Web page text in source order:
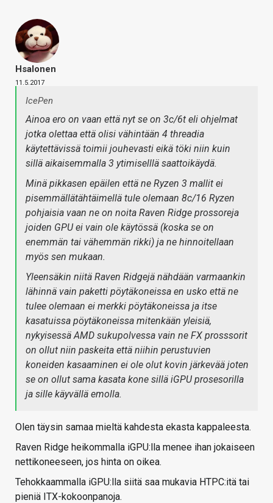
Hsalonen
11.5.2017
IcePen
Ainoa ero on vaan että nyt se on 3c/6t eli ohjelmat
jotka olettaa että olisi vähintään 4 threadia
käytettävissä toimii jouhevasti eikä töki niin kuin
sillä aikaisemmalla 3 ytimiselllä saattoikäydä.
Minä pikkasen epäilen että ne Ryzen 3 mallit ei
pisemmällätähtäimellä tule olemaan 8c/16 Ryzen
pohjaisia vaan ne on noita Raven Ridge prossoreja
joiden GPU ei vain ole käytössä (koska se on
enemmän tai vähemmän rikki) ja ne hinnoitellaan
myös sen mukaan.
Yleensäkin niitä Raven Ridgejä nähdään varmaankin
lähinnä vain paketti pöytäkoneissa en usko että ne
tulee olemaan ei merkki pöytäkoneissa ja itse
kasatuissa pöytäkoneissa mitenkään yleisiä,
nykyisessä AMD sukupolvessa vain ne FX prosssorit
on ollut niin paskeita että niihin perustuvien
koneiden kasaaminen ei ole olut kovin järkevää joten
se on ollut sama kasata kone sillä iGPU prosesorilla
ja sille käyvällä emolla.
Olen täysin samaa mieltä kahdesta ekasta kappaleesta.
Raven Ridge heikommalla iGPU:lla menee ihan jokaiseen
nettikoneeseen, jos hinta on oikea.
Tehokkaammalla iGPU:lla siitä saa mukavia HTPC:itä tai
pieniä ITX-kokoonpanoja.